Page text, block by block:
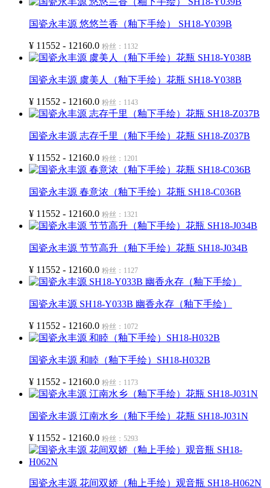
国瓷永丰源 悠悠兰香（釉下手绘） SH18-Y039B
¥ 11552 - 12160.0 粉丝：1132
国瓷永丰源 虞美人（釉下手绘）花瓶 SH18-Y038B
¥ 11552 - 12160.0 粉丝：1143
国瓷永丰源 志存千里（釉下手绘）花瓶 SH18-Z037B
¥ 11552 - 12160.0 粉丝：1201
国瓷永丰源 春意浓（釉下手绘）花瓶 SH18-C036B
¥ 11552 - 12160.0 粉丝：1321
国瓷永丰源 节节高升（釉下手绘）花瓶 SH18-J034B
¥ 11552 - 12160.0 粉丝：1127
国瓷永丰源 SH18-Y033B 幽香永存（釉下手绘）
¥ 11552 - 12160.0 粉丝：1072
国瓷永丰源 和睦（釉下手绘）SH18-H032B
¥ 11552 - 12160.0 粉丝：1173
国瓷永丰源 江南水乡（釉下手绘）花瓶 SH18-J031N
¥ 11552 - 12160.0 粉丝：5293
国瓷永丰源 花间双娇（釉上手绘）观音瓶 SH18-H062N